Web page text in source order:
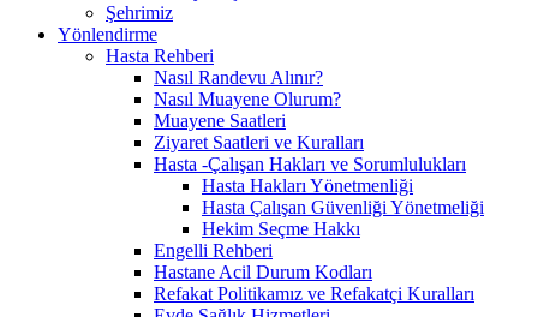
Şehrimiz
Yönlendirme
Hasta Rehberi
Nasıl Randevu Alınır?
Nasıl Muayene Olurum?
Muayene Saatleri
Ziyaret Saatleri ve Kuralları
Hasta -Çalışan Hakları ve Sorumlulukları
Hasta Hakları Yönetmenliği
Hasta Çalışan Güvenliği Yönetmeliği
Hekim Seçme Hakkı
Engelli Rehberi
Hastane Acil Durum Kodları
Refakat Politikamız ve Refakatçi Kuralları